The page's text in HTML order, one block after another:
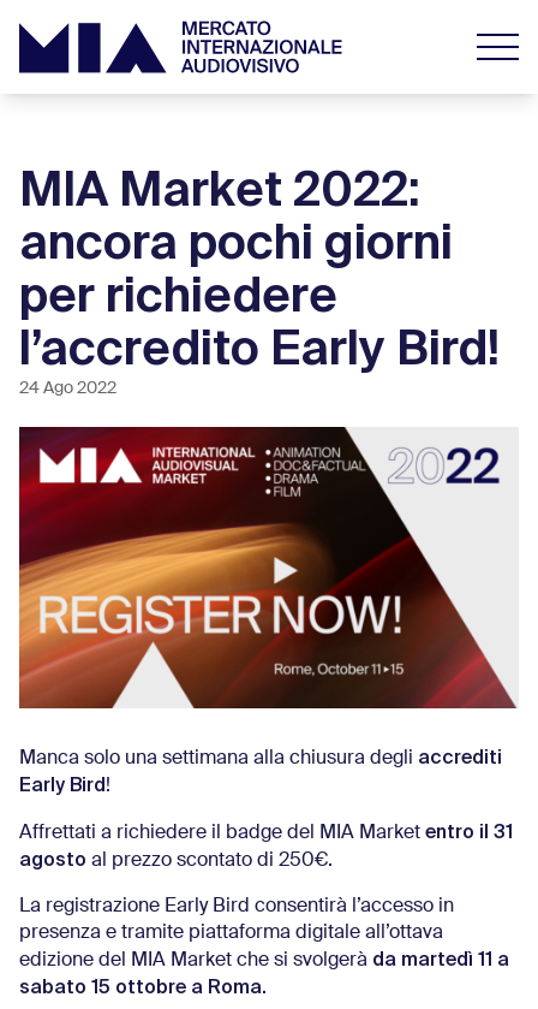
MIA Market 2022:
ancora pochi giorni
per richiedere
l’accredito Early Bird!
24 Ago 2022
Manca solo una settimana alla chiusura degli accrediti
Early Bird!
Affrettati a richiedere il badge del MIA Market entro il 31
agosto al prezzo scontato di 250€.
La registrazione Early Bird consentirà l’accesso in
presenza e tramite piattaforma digitale all’ottava
edizione del MIA Market che si svolgerà da martedì 11 a
sabato 15 ottobre a Roma.